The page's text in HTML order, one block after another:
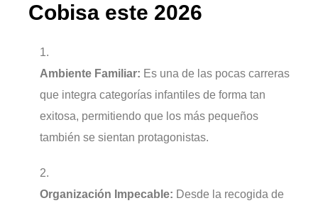
Cobisa este 2026
Ambiente Familiar: Es una de las pocas carreras
que integra categorías infantiles de forma tan
exitosa, permitiendo que los más pequeños
también se sientan protagonistas.
Organización Impecable: Desde la recogida de